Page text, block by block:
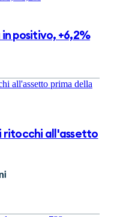
positivo, +6,2%
ritocchi all'assetto